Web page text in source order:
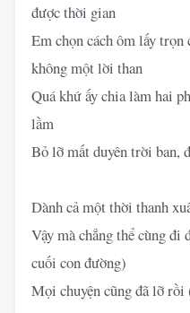
được thời gian
Em chọn cách ôm lấy
không một lời than
Quá khứ ấy chia làm hai
lầm
Bỏ lỡ mất duyên trời ban,
Dành cả một thời thanh
Vậy mà chẳng thể cùng đi
cuối con đường)
Mọi chuyện cũng đã lỡ